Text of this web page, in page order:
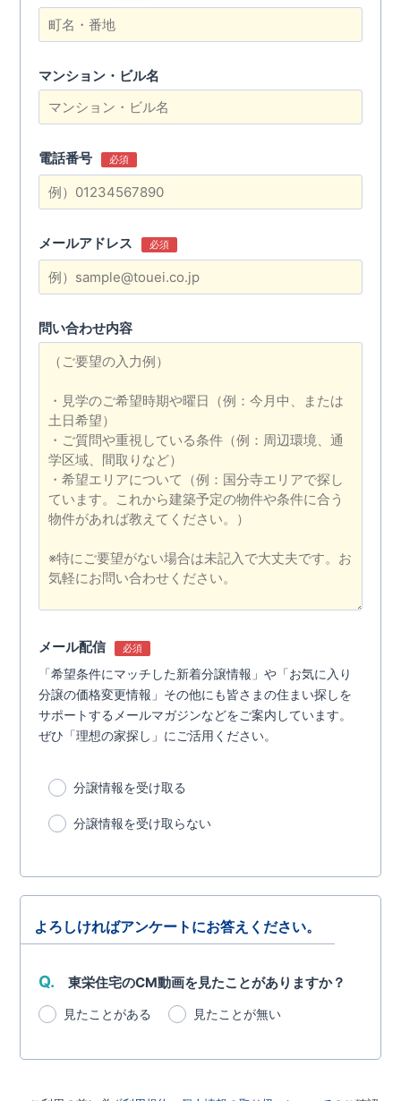
マンション・ビル名
電話番号 必須
メールアドレス 必須
問い合わせ内容
メール配信 必須
「希望条件にマッチした新着分譲情報」や「お気に入り
分譲の価格変更情報」その他にも皆さまの住まい探しを
サポートするメールマガジンなどをご案内しています。
ぜひ「理想の家探し」にご活用ください。
分譲情報を受け取る
分譲情報を受け取らない
よろしければアンケートにお答えください。
Q. 東栄住宅のCM動画を見たことがありますか？
見たことがある 見たことが無い